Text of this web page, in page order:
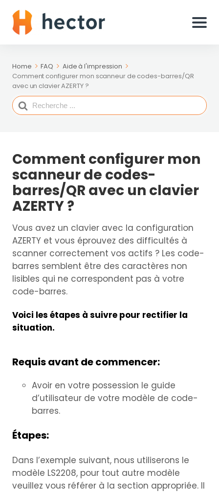
Home FAQ
Aide à l'impression
Comment configurer mon scanneur de codes-barres/QR
avec un clavier AZERTY ?
Search
For
Comment configurer mon
scanneur de codes-
barres/QR avec un clavier
AZERTY ?
Vous avez un clavier avec la configuration
AZERTY et vous éprouvez des difficultés à
scanner correctement vos actifs ? Les code-
barres semblent être des caractères non
lisibles qui ne correspondent pas à votre
code-barres.
Voici les étapes à suivre pour rectifier la
situation.
Requis avant de commencer:
Avoir en votre possession le guide
d’utilisateur de votre modèle de code-
barres.
Étapes:
Dans l’exemple suivant, nous utiliserons le
modèle LS2208, pour tout autre modèle
veuillez vous référer à la section appropriée. Il